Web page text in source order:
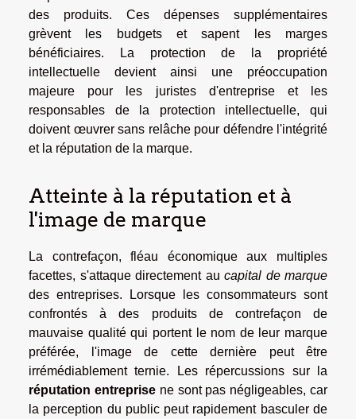
des produits. Ces dépenses supplémentaires
grèvent les budgets et sapent les marges
bénéficiaires. La protection de la propriété
intellectuelle devient ainsi une préoccupation
majeure pour les juristes d'entreprise et les
responsables de la protection intellectuelle, qui
doivent œuvrer sans relâche pour défendre l'intégrité
et la réputation de la marque.
Atteinte à la réputation et à
l'image de marque
La contrefaçon, fléau économique aux multiples
facettes, s'attaque directement au capital de marque
des entreprises. Lorsque les consommateurs sont
confrontés à des produits de contrefaçon de
mauvaise qualité qui portent le nom de leur marque
préférée, l'image de cette dernière peut être
irrémédiablement ternie. Les répercussions sur la
réputation entreprisene sont pas négligeables, car
la perception du public peut rapidement basculer de